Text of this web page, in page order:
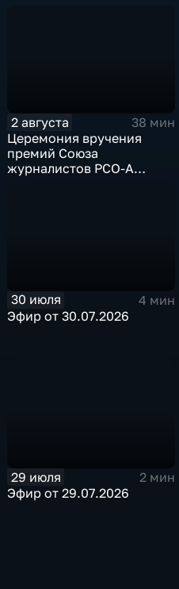
2 августа
38 мин
Церемония вручения
премий Союза
журналистов РСО-А
30 июля
4 мин
Эфир от 30.07.2026
29 июля
2 мин
Эфир от 29.07.2026